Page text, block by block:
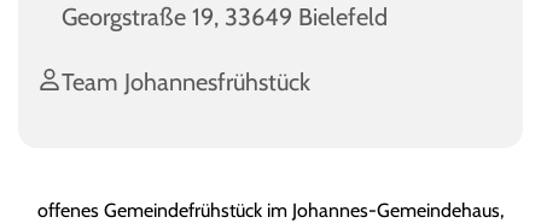
Georgstraße 19, 33649 Bielefeld
Team Johannesfrühstück
offenes Gemeindefrühstück im Johannes-Gemeindehaus,